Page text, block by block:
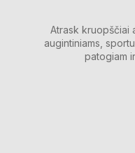
Atrask kruopščiai
augintiniams,
patogiam